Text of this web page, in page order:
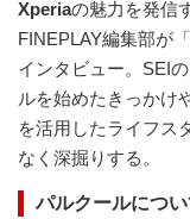
Xperiaの魅力を発信
FINEPLAY編集部が
インタビュー。SEI
ルを始めたきっかけ
を活用したライフス
なく深掘りする。
パルクールについ